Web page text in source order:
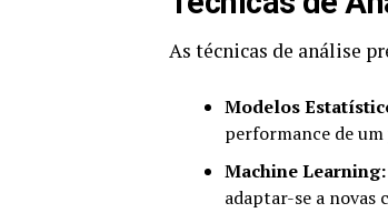
As técnicas de análise
Modelos
performance de
Machine Learning:
adaptar-se a novas